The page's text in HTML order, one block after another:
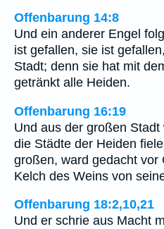
Offenbarung 14:8
Und ein anderer Engel
ist gefallen, sie ist
Stadt; denn sie hat mit
getränkt alle Heiden.
Offenbarung 16:19
Und aus der großen Stadt
die Städte der Heiden
großen, ward gedacht vor
Kelch des Weins von
Offenbarung 18:2,10,21
Und er schrie aus Macht